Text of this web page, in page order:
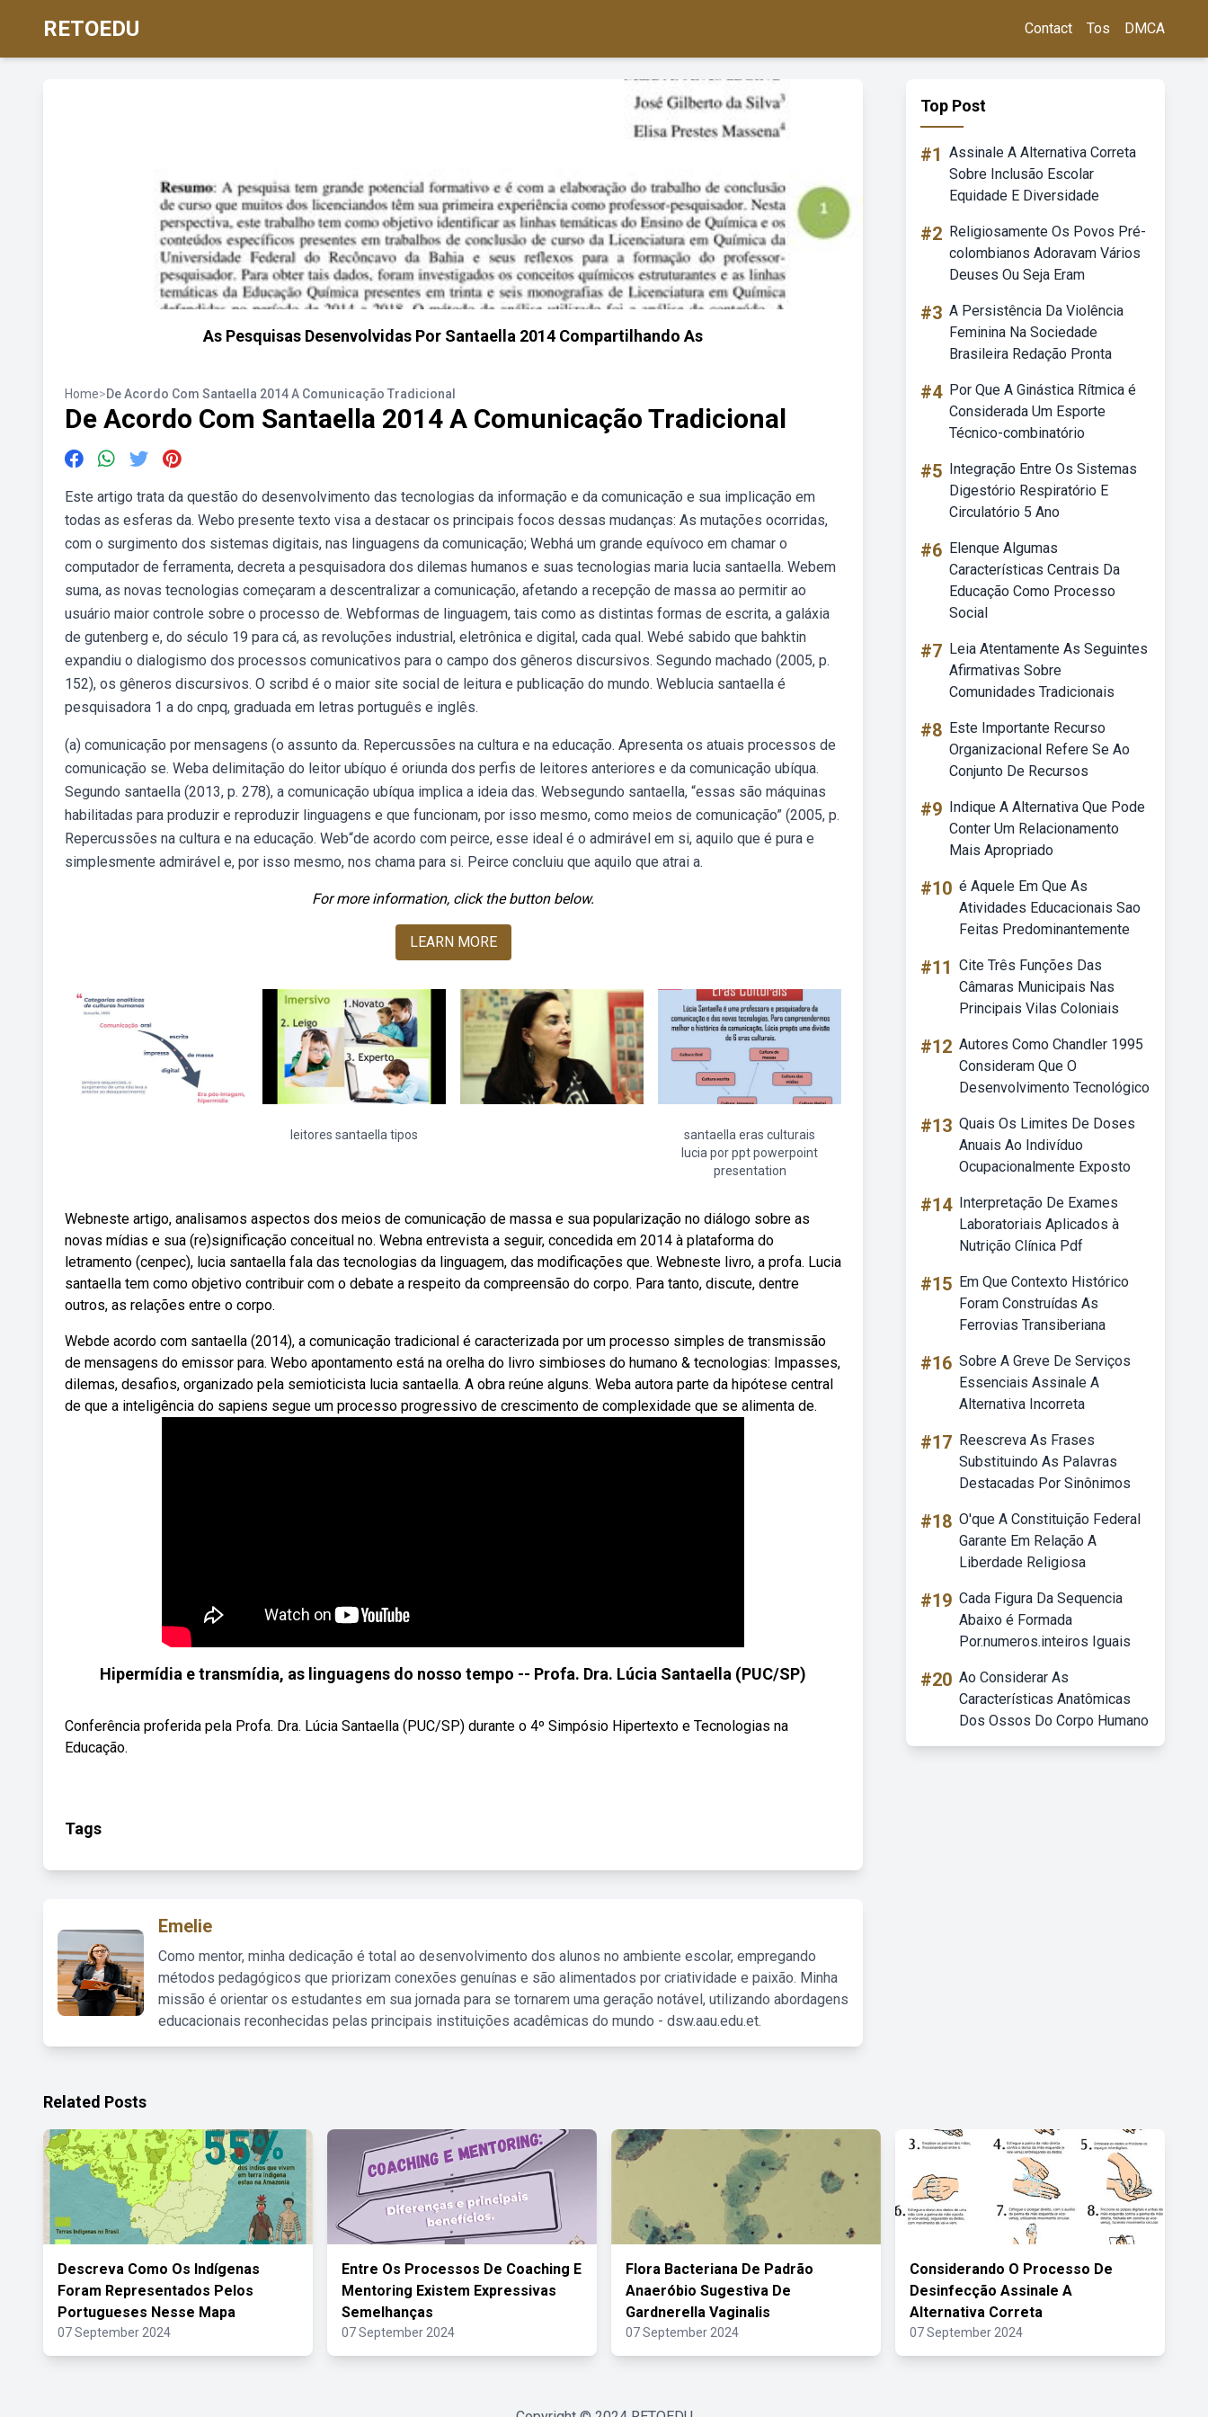
RETOEDU Contact Tos DMCA
As Pesquisas Desenvolvidas Por Santaella 2014 Compartilhando As
Home>De Acordo Com Santaella 2014 A Comunicação Tradicional
De Acordo Com Santaella 2014 A Comunicação Tradicional
Este artigo trata da questão do desenvolvimento das tecnologias da informação e da comunicação e sua implicação em
todas as esferas da. Webo presente texto visa a destacar os principais focos dessas mudanças: As mutações ocorridas,
com o surgimento dos sistemas digitais, nas linguagens da comunicação; Webhá um grande equívoco em chamar o
computador de ferramenta, decreta a pesquisadora dos dilemas humanos e suas tecno­logias maria lucia santaella. Webem
suma, as novas tecnologias começaram a descentralizar a comunicação, afetando a recepção de massa ao permitir ao
usuário maior controle sobre o processo de. Webformas de linguagem, tais como as distintas formas de escrita, a galáxia
de gutenberg e, do século 19 para cá, as revoluções industrial, eletrônica e digital, cada qual. Webé sabido que bahktin
expandiu o dialogismo dos processos comunicativos para o campo dos gêneros discursivos. Segundo machado (2005, p.
152), os gêneros discursivos. O scribd é o maior site social de leitura e publicação do mundo. Weblucia santaella é
pesquisadora 1 a do cnpq, graduada em letras português e inglês.
(a) comunicação por mensagens (o assunto da. Repercussões na cultura e na educação. Apresenta os atuais processos de
comunicação se. Weba delimitação do leitor ubíquo é oriunda dos perfis de leitores anteriores e da comunicação ubíqua.
Segundo santaella (2013, p. 278), a comunicação ubíqua implica a ideia das. Websegundo santaella, “essas são máquinas
habilitadas para produzir e reproduzir linguagens e que funcionam, por isso mesmo, como meios de comunicação” (2005, p.
Repercussões na cultura e na educação. Web“de acordo com peirce, esse ideal é o admirável em si, aquilo que é pura e
simplesmente admirável e, por isso mesmo, nos chama para si. Peirce concluiu que aquilo que atrai a.
For more information, click the button below.
LEARN MORE
leitores santaella tipos
santaella eras culturais
lucia por ppt powerpoint
presentation
Webneste artigo, analisamos aspectos dos meios de comunicação de massa e sua popularização no diálogo sobre as
novas mídias e sua (re)significação conceitual no. Webna entrevista a seguir, concedida em 2014 à plataforma do
letramento (cenpec), lucia santaella fala das tecnologias da linguagem, das modificações que. Webneste livro, a profa. Lucia
santaella tem como objetivo contribuir com o debate a respeito da compreensão do corpo. Para tanto, discute, dentre
outros, as relações entre o corpo.
Webde acordo com santaella (2014), a comunicação tradicional é caracterizada por um processo simples de transmissão
de mensagens do emissor para. Webo apontamento está na orelha do livro simbioses do humano & tecnologias: Impasses,
dilemas, desafios, organizado pela semioticista lucia santaella. A obra reúne alguns. Weba autora parte da hipótese central
de que a inteligência do sapiens segue um processo progressivo de crescimento de complexidade que se alimenta de.
Hipermídia e transmídia, as linguagens do nosso tempo -- Profa. Dra. Lúcia Santaella (PUC/SP)
Conferência proferida pela Profa. Dra. Lúcia Santaella (PUC/SP) durante o 4º Simpósio Hipertexto e Tecnologias na
Educação.
Tags
Emelie
Como mentor, minha dedicação é total ao desenvolvimento dos alunos no ambiente escolar, empregando
métodos pedagógicos que priorizam conexões genuínas e são alimentados por criatividade e paixão. Minha
missão é orientar os estudantes em sua jornada para se tornarem uma geração notável, utilizando abordagens
educacionais reconhecidas pelas principais instituições acadêmicas do mundo - dsw.aau.edu.et.
Top Post
#1 Assinale A Alternativa Correta
Sobre Inclusão Escolar
Equidade E Diversidade
#2 Religiosamente Os Povos Pré-
colombianos Adoravam Vários
Deuses Ou Seja Eram
#3 A Persistência Da Violência
Feminina Na Sociedade
Brasileira Redação Pronta
#4 Por Que A Ginástica Rítmica é
Considerada Um Esporte
Técnico-combinatório
#5 Integração Entre Os Sistemas
Digestório Respiratório E
Circulatório 5 Ano
#6 Elenque Algumas
Características Centrais Da
Educação Como Processo
Social
#7 Leia Atentamente As Seguintes
Afirmativas Sobre
Comunidades Tradicionais
#8 Este Importante Recurso
Organizacional Refere Se Ao
Conjunto De Recursos
#9 Indique A Alternativa Que Pode
Conter Um Relacionamento
Mais Apropriado
#10 é Aquele Em Que As
Atividades Educacionais Sao
Feitas Predominantemente
#11 Cite Três Funções Das
Câmaras Municipais Nas
Principais Vilas Coloniais
#12 Autores Como Chandler 1995
Consideram Que O
Desenvolvimento Tecnológico
#13 Quais Os Limites De Doses
Anuais Ao Indivíduo
Ocupacionalmente Exposto
#14 Interpretação De Exames
Laboratoriais Aplicados à
Nutrição Clínica Pdf
#15 Em Que Contexto Histórico
Foram Construídas As
Ferrovias Transiberiana
#16 Sobre A Greve De Serviços
Essenciais Assinale A
Alternativa Incorreta
#17 Reescreva As Frases
Substituindo As Palavras
Destacadas Por Sinônimos
#18 O'que A Constituição Federal
Garante Em Relação A
Liberdade Religiosa
#19 Cada Figura Da Sequencia
Abaixo é Formada
Por.numeros.inteiros Iguais
#20 Ao Considerar As
Características Anatômicas
Dos Ossos Do Corpo Humano
Related Posts
Descreva Como Os Indígenas
Foram Representados Pelos
Portugueses Nesse Mapa
07 September 2024
Entre Os Processos De Coaching E
Mentoring Existem Expressivas
Semelhanças
07 September 2024
Flora Bacteriana De Padrão
Anaeróbio Sugestiva De
Gardnerella Vaginalis
07 September 2024
Considerando O Processo De
Desinfecção Assinale A
Alternativa Correta
07 September 2024